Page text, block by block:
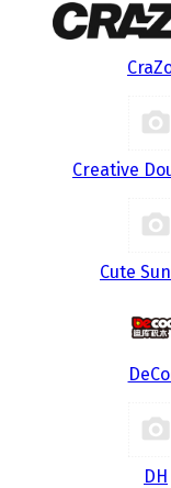
Creative
Cute
DH